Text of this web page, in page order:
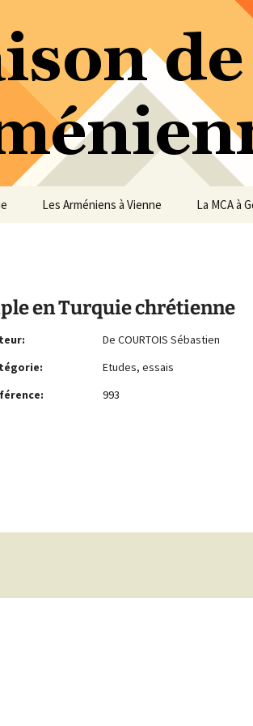
de Vienne
Les Arméniens à Vienne La MCA à
en Turquie chrétienne
De COURTOIS Sébastien
Etudes, essais
993